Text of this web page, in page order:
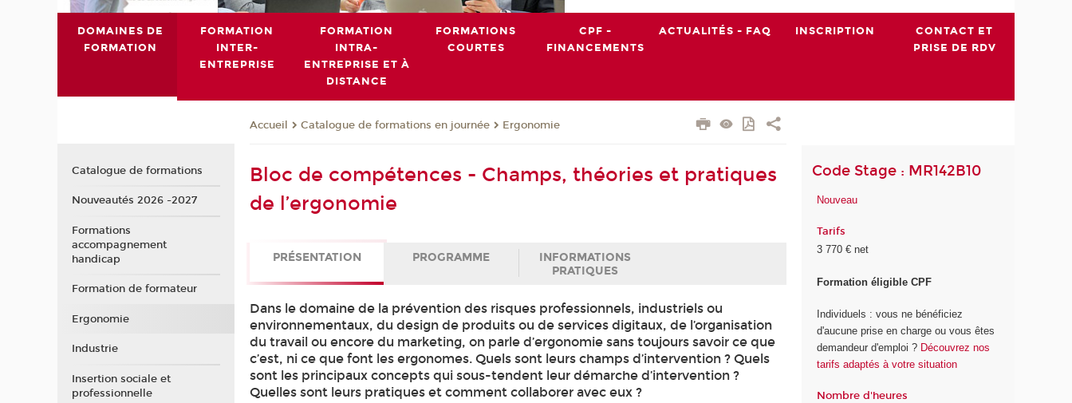
DOMAINES DE
FORMATION
FORMATION
INTER-
ENTREPRISE
FORMATION
INTRA-
ENTREPRISE ET À
DISTANCE
FORMATIONS
COURTES
CPF -
FINANCEMENTS
ACTUALITÉS - FAQ INSCRIPTION
CONTACT ET
PRISE DE RDV
Accueil Catalogue de formations en journée Ergonomie
Bloc de compétences - Champs, théories et pratiques
de l’ergonomie
PRÉSENTATION PROGRAMME
INFORMATIONS
PRATIQUES
Dans le domaine de la prévention des risques professionnels, industriels ou
environnementaux, du design de produits ou de services digitaux, de l’organisation
du travail ou encore du marketing, on parle d’ergonomie sans toujours savoir ce que
c’est, ni ce que font les ergonomes. Quels sont leurs champs d’intervention ? Quels
sont les principaux concepts qui sous-tendent leur démarche d’intervention ?
Quelles sont leurs pratiques et comment collaborer avec eux ?
Code Stage : MR142B10
Nouveau
Tarifs
3 770 € net
Formation éligible CPF
Individuels : vous ne bénéficiez
d'aucune prise en charge ou vous êtes
demandeur d'emploi ? Découvrez nos
tarifs adaptés à votre situation
Nombre d'heures
Catalogue de formations
Nouveautés 2026 -2027
Formations
accompagnement
handicap
Formation de formateur
Ergonomie
Industrie
Insertion sociale et
professionnelle